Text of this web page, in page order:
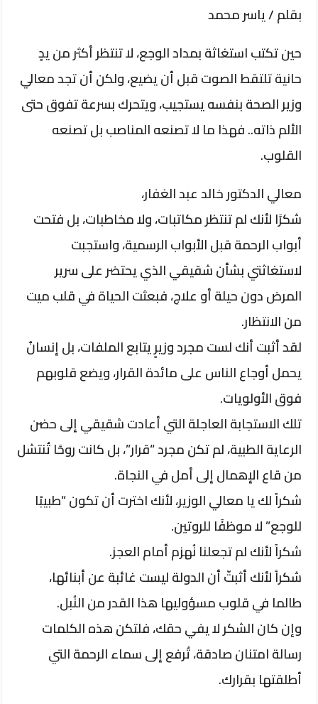
بقلم / ياسر محمد
حين تكتب استغاثة بمداد الوجع، لا تنتظر أكثر من يدٍ
حانية تلتقط الصوت قبل أن يضيع، ولكن أن تجد معالي
وزير الصحة بنفسه يستجيب، ويتحرك بسرعة تفوق حتى
الألم ذاته.. فهذا ما لا تصنعه المناصب بل تصنعه
القلوب.
معالي الدكتور خالد عبد الغفار،
شكرًا لأنك لم تنتظر مكاتبات، ولا مخاطبات، بل فتحت
أبواب الرحمة قبل الأبواب الرسمية، واستجبت
لاستغاثتي بشأن شقيقي الذي يحتضر على سرير
المرض دون حيلة أو علاج، فبعثت الحياة في قلب ميت
من الانتظار.
لقد أثبت أنك لست مجرد وزيرٍ يتابع الملفات، بل إنسانٌ
يحمل أوجاع الناس على مائدة القرار، ويضع قلوبهم
فوق الأولويات.
تلك الاستجابة العاجلة التي أعادت شقيقي إلى حضن
الرعاية الطبية، لم تكن مجرد “قرار”، بل كانت روحًا تُنتشل
من قاع الإهمال إلى أمل في النجاة.
شكراً لك يا معالي الوزير، لأنك اخترت أن تكون “طبيبًا
للوجع” لا موظفًا للروتين.
شكراً لأنك لم تجعلنا نُهزم أمام العجز.
شكراً لأنك أثبتّ أن الدولة ليست غائبة عن أبنائها،
طالما في قلوب مسؤوليها هذا القدر من النُبل.
وإن كان الشكر لا يفي حقك، فلتكن هذه الكلمات
رسالة امتنان صادقة، تُرفع إلى سماء الرحمة التي
أطلقتها بقرارك.